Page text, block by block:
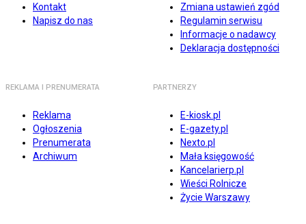
Kontakt
Napisz do nas
Zmiana ustawień zgód
Regulamin serwisu
Informacje o nadawcy
Deklaracja dostępności
REKLAMA I PRENUMERATA
Reklama
Ogłoszenia
Prenumerata
Archiwum
PARTNERZY
E-kiosk.pl
E-gazety.pl
Nexto.pl
Mała księgowość
Kancelarierp.pl
Wieści Rolnicze
Życie Warszawy